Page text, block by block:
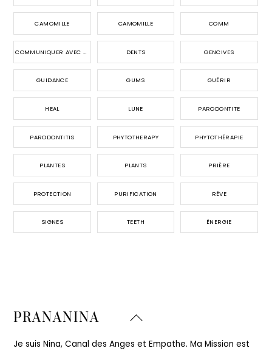
CAMOMILLE CAMOMILLE COMM
COMMUNIQUER AVEC LES ANGES DENTS GENCIVES
GUIDANCE GUMS GUÉRIR
HEAL LUNE PARODONTITE
PARODONTITIS PHYTOTHERAPY PHYTOTHÉRAPIE
PLANTES PLANTS PRIÈRE
PROTECTION PURIFICATION RÊVE
SIGNES TEETH ÉNERGIE
Back
Top
PRANANINA
Je suis Nina, Canal des Anges et Empathe. Ma Mission est